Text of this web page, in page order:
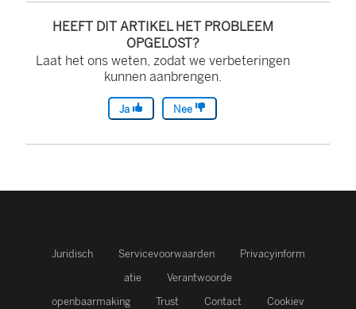
HEEFT DIT ARTIKEL HET PROBLEEM
OPGELOST?
Laat het ons weten, zodat we verbeteringen
kunnen aanbrengen.
Ja Nee
Juridisch Servicevoorwaarden
Privacyinform
atie
Verantwoorde
openbaarmaking
Trust Contact Cookiev